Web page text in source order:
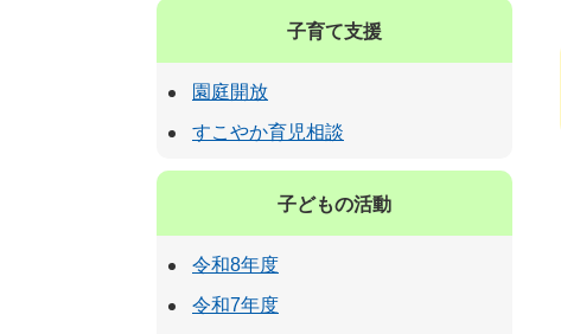
子育て支援
園庭開放
すこやか育児相談
子どもの活動
令和8年度
令和7年度